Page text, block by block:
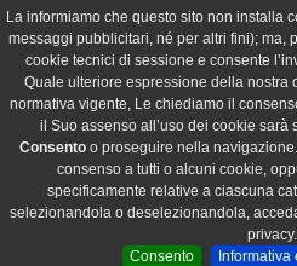
La informiamo che questo sito non installa
messaggi pubblicitari, né per altri fini); ma,
cookie tecnici di sessione e consente
Quale ulteriore espressione della nostra
normativa vigente, Le chiediamo il
il Suo assenso all’uso dei cookie sarà
Consento o proseguire nella
consenso a tutti o alcuni cookie,
specificamente relative a ciascuna
selezionandola o deselezionandola,
privacy.
Consento